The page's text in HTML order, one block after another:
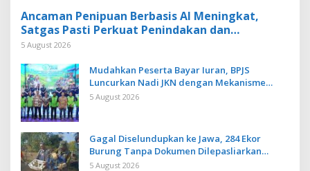
Ancaman Penipuan Berbasis AI Meningkat,
Satgas Pasti Perkuat Penindakan dan
Pengembangan Aplikasi Anti Penipuan
5 August 2026
Mudahkan Peserta Bayar Iuran, BPJS
Luncurkan Nadi JKN dengan Mekanisme
Menabung
5 August 2026
Gagal Diselundupkan ke Jawa, 284 Ekor
Burung Tanpa Dokumen Dilepasliarkan
Cegah Ancaman Penyakit
5 August 2026